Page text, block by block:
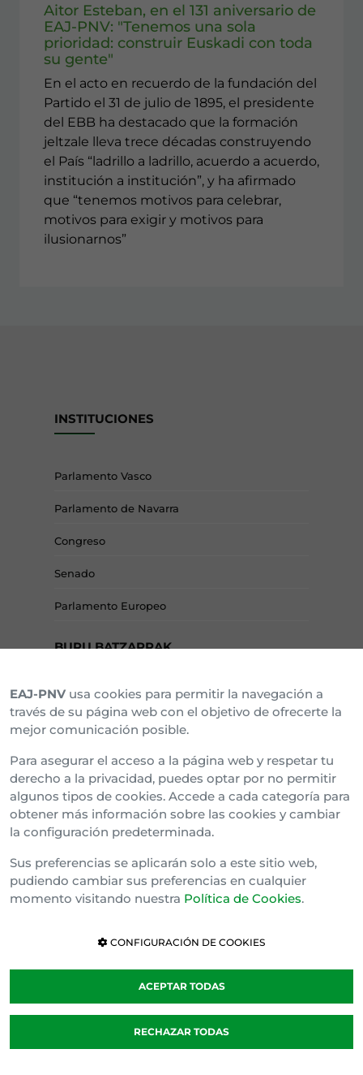
Aitor Esteban, en el 131 aniversario de
EAJ-PNV: "Tenemos una sola
prioridad: construir Euskadi con toda
su gente"
En el acto en recuerdo de la fundación del
Partido el 31 de julio de 1895, el presidente
del EBB ha destacado que la formación
jeltzale lleva trece décadas construyendo
el País “ladrillo a ladrillo, acuerdo a acuerdo,
institución a institución”, y ha afirmado
que “tenemos motivos para celebrar,
motivos para exigir y motivos para
ilusionarnos”
INSTITUCIONES
Parlamento Vasco
Parlamento de Navarra
Congreso
Senado
Parlamento Europeo
BURU BATZARRAK
Araba Buru Batzar
Bizkai Buru Batzar
Gipuzko Buru Batzar
Ipar Buru Batzar
Napar Buru Batzar
Política de cookies
EAJ-PNV usa cookies para permitir la navegación a
través de su página web con el objetivo de ofrecerte la
mejor comunicación posible.
Para asegurar el acceso a la página web y respetar tu
derecho a la privacidad, puedes optar por no permitir
algunos tipos de cookies. Accede a cada categoría para
obtener más información sobre las cookies y cambiar
la configuración predeterminada.
Sus preferencias se aplicarán solo a este sitio web,
pudiendo cambiar sus preferencias en cualquier
momento visitando nuestra Política de Cookies.
CONFIGURACIÓN DE COOKIES
ACEPTAR TODAS
RECHAZAR TODAS